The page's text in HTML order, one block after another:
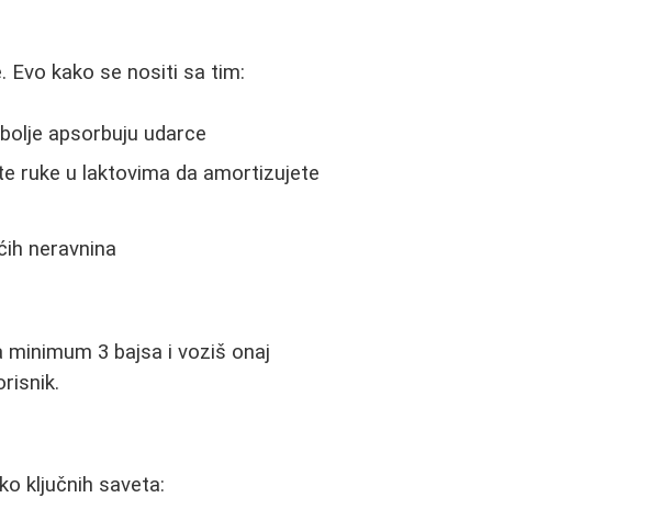
Evo kako se nositi sa tim:
apsorbuju udarce
ruke u laktovima da amortizujete
neravnina
minimum 3 bajsa i voziš onaj
ključnih saveta: